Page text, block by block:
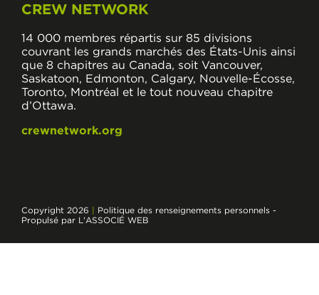
CREW NETWORK
14 000 membres répartis sur 85 divisions
couvrant les grands marchés des États-Unis ainsi
que 8 chapitres au Canada, soit Vancouver,
Saskatoon, Edmonton, Calgary, Nouvelle-Écosse,
Toronto, Montréal et le tout nouveau chapitre
d’Ottawa.
crewnetwork.org
Copyright 2026 Politique des renseignements personnels -
Propulsé par L'ASSOCIÉ WEB